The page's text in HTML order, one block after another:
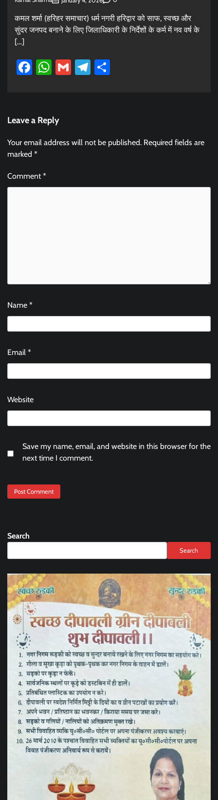
कमल शर्मा (हरिहर समाचार) धर्म नगरी हरिद्वार को साफ, स्वच्छ और
सुंदर जनपद बनाने के लिए जिलाधिकारी के निर्देशों के कर्म में नव वर्ष के
[…]
Facebook
WhatsApp
GmailTelegram
Leave a Reply
Your email address will not be published. Required fields are
marked *
Comment*
Name *
Email *
Website
Save my name, email, and website in this browser for the
next time I comment.
Search
Search